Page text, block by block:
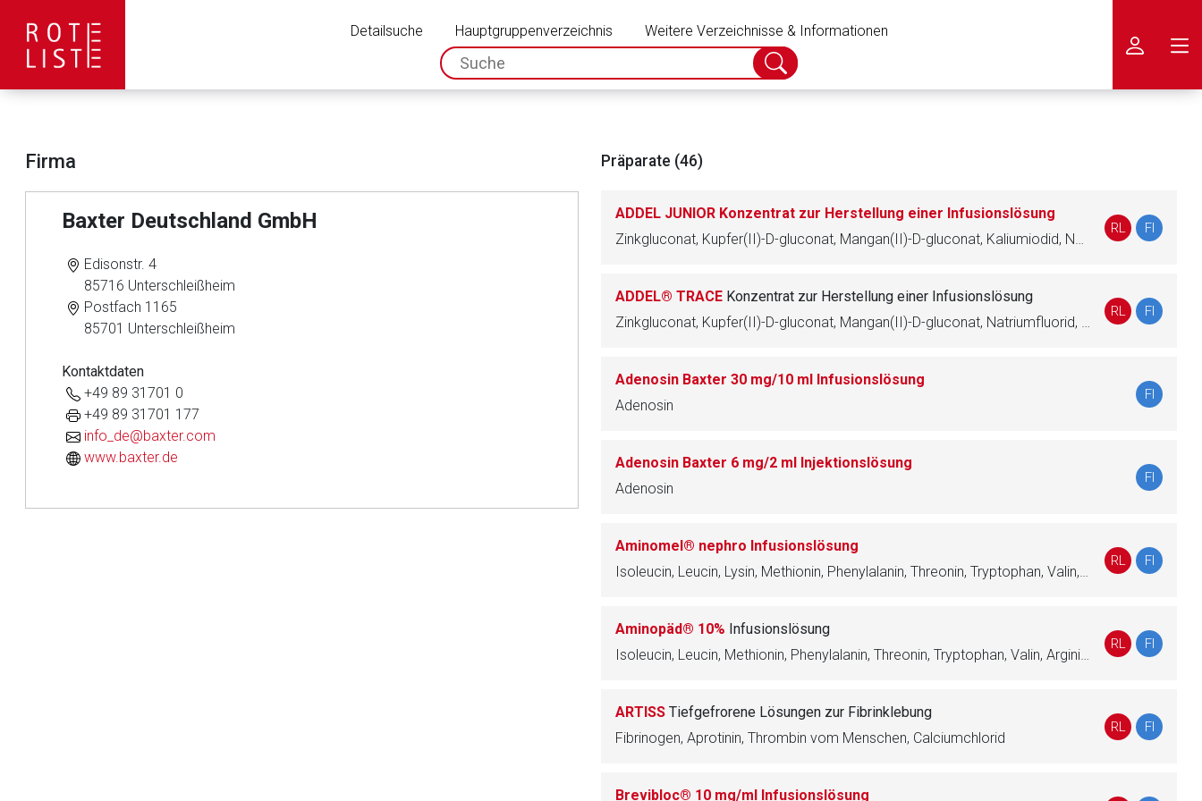
Detailsuche Hauptgruppenverzeichnis
Weitere Verzeichnisse & Informationen
spc.search.input.placeholder
Suche
abschicken
Firma
Baxter Deutschland GmbH
Edisonstr. 4
85716 Unterschleißheim
Postfach 1165
85701 Unterschleißheim
Kontaktdaten
+49 89 31701 0
+49 89 31701 177
info_de@baxter.com
www.baxter.de
Präparate (46)
ADDEL JUNIOR Konzentrat zur Herstellung einer Infusionslösung
Zinkgluconat, Kupfer(II)-D-gluconat, Mangan(II)-D-gluconat, Kaliumiodid, Natriumselenit
RL FI
ADDEL® TRACE Konzentrat zur Herstellung einer Infusionslösung
Zinkgluconat, Kupfer(II)-D-gluconat, Mangan(II)-D-gluconat, Natriumfluorid, Kaliumiodid, Natriumselenit, Natriummolybdat, Chromchlorid, Eisen(II)-gluconat
RL FI
Adenosin Baxter 30 mg/10 ml Infusionslösung
Adenosin
FI
Adenosin Baxter 6 mg/2 ml Injektionslösung
Adenosin
FI
Aminomel® nephro Infusionslösung
Isoleucin, Leucin, Lysin, Methionin, Phenylalanin, Threonin, Tryptophan, Valin, Arginin, Histidin, Alanin, Glycin, Glutaminsäure, Prolin, Serin, Acetylcystein, N-Acetyltyrosin
RL FI
Aminopäd® 10% Infusionslösung
Isoleucin, Leucin, Methionin, Phenylalanin, Threonin, Tryptophan, Valin, Arginin, Histidin, Acetylcystein, Glycin, Alanin, Glutaminsäure, Asparaginsäure, Prolin, Serin, N-Acetyltyrosin, Taurin, Citronensäure
RL FI
ARTISS Tiefgefrorene Lösungen zur Fibrinklebung
Fibrinogen, Aprotinin, Thrombin vom Menschen, Calciumchlorid
RL FI
Brevibloc® 10 mg/ml Infusionslösung
Zurück zur rote-liste.de Zur Seite